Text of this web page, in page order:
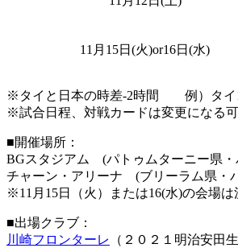
11月15日(火)or16日(水)
※タイと日本の時差-2時間 例）タイ
※試合日程、対戦カードは変更になる可
■開催場所：
BGスタジアム (パトゥムターニー県・
チャーン・アリーナ (ブリーラム県・
※11月15日（火）または16(水)の会場は
■出場クラブ：
川崎フロンターレ
（２０２１明治安田